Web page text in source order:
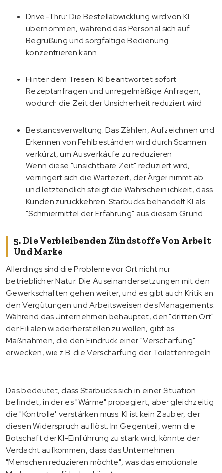
Drive-Thru: Die Bestellabwicklung wird von KI
übernommen, während das Personal sich auf
Begrüßung und sorgfältige Bedienung
konzentrieren kann
Hinter dem Tresen: KI beantwortet sofort
Rezeptanfragen und unregelmäßige Anfragen,
wodurch die Zeit der Unsicherheit reduziert wird
Bestandsverwaltung: Das Zählen, Aufzeichnen und
Erkennen von Fehlbeständen wird durch Scannen
verkürzt, um Ausverkäufe zu reduzieren
Wenn diese "unsichtbare Zeit" reduziert wird,
verringert sich die Wartezeit, der Ärger nimmt ab
und letztendlich steigt die Wahrscheinlichkeit, dass
Kunden zurückkehren. Starbucks behandelt KI als
"Schmiermittel der Erfahrung" aus diesem Grund.
5. Die Verbleibenden Zündstoffe Von Arbeit
Und Marke
Allerdings sind die Probleme vor Ort nicht nur
betrieblicher Natur. Die Auseinandersetzungen mit den
Gewerkschaften gehen weiter, und es gibt auch Kritik an
den Vergütungen und Arbeitsweisen des Managements.
Während das Unternehmen behauptet, den "dritten Ort"
der Filialen wiederherstellen zu wollen, gibt es
Maßnahmen, die den Eindruck einer "Verschärfung"
erwecken, wie z.B. die Verschärfung der Toilettenregeln.
Das bedeutet, dass Starbucks sich in einer Situation
befindet, in der es "Wärme" propagiert, aber gleichzeitig
die "Kontrolle" verstärken muss. KI ist kein Zauber, der
diesen Widerspruch auflöst. Im Gegenteil, wenn die
Botschaft der KI-Einführung zu stark wird, könnte der
Verdacht aufkommen, dass das Unternehmen
"Menschen reduzieren möchte", was das emotionale